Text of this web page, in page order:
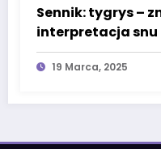
Sennik: tygrys –
interpretacja snu
19 Marca, 2025